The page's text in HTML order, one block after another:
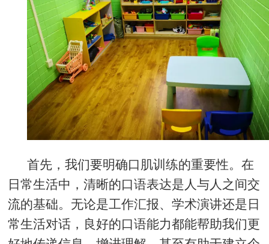
首先，我们要明确口肌训练的重要性。在
日常生活中，清晰的口语表达是人与人之间交
流的基础。无论是工作汇报、学术演讲还是日
常生活对话，良好的口语能力都能帮助我们更